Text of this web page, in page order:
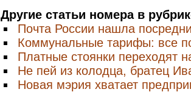
Другие статьи номера в
Почта России нашла
Коммунальные тарифы: все
Платные стоянки переходят
Не пей из колодца, братец
Новая мэрия хватает